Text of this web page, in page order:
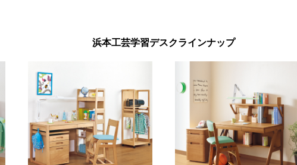
浜本工芸学習デスクラインナップ